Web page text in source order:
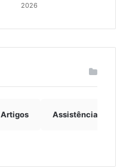
2026
Artigos Assistência Social